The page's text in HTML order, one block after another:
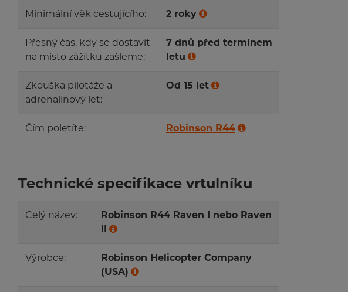
Minimální věk cestujícího: 2 roky
Přesný čas, kdy se dostavit
na místo zážitku zašleme:
7 dnů před termínem
letu
Zkouška pilotáže a
adrenalinový let:
Od 15 let
Čím poletíte: Robinson R44
Technické specifikace vrtulníku
Celý název:
Robinson R44 Raven I nebo Raven
II
Výrobce:
Robinson Helicopter Company
(USA)